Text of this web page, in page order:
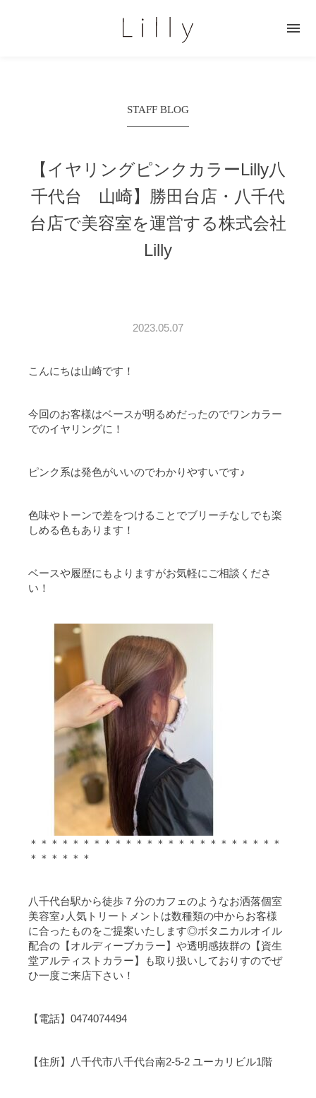

STAFF BLOG
【イヤリングピンクカラーLilly八
千代台 山崎】 勝田台店・八千代
台店で美容室を運営する株式会社
Lilly
2023.05.07
こんにちは山崎です！
今回のお客様はベースが明るめだったのでワンカラー
でのイヤリングに！
ピンク系は発色がいいのでわかりやすいです♪
色味やトーンで差をつけることでブリーチなしでも楽
しめる色もあります！
ベースや履歴にもよりますがお気軽にご相談くださ
い！
＊＊＊＊＊＊＊＊＊＊＊＊＊＊＊＊＊＊＊＊＊＊＊＊
＊＊＊＊＊＊
八千代台駅から徒歩７分のカフェのようなお洒落個室
美容室♪人気トリートメントは数種類の中からお客様
に合ったものをご提案いたします◎ボタニカルオイル
配合の【オルディーブカラー】や透明感抜群の【資生
堂アルティストカラー】も取り扱いしておりすのでぜ
ひ一度ご来店下さい！
【電話】0474074494
【住所】八千代市八千代台南2-5-2 ユーカリビル1階